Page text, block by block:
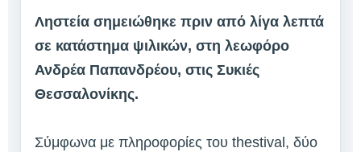
Ληστεία σημειώθηκε πριν από λίγα λεπτά
σε κατάστημα ψιλικών, στη λεωφόρο
Ανδρέα Παπανδρέου, στις Συκιές
Θεσσαλονίκης.
Σύμφωνα με πληροφορίες του thestival, δύο